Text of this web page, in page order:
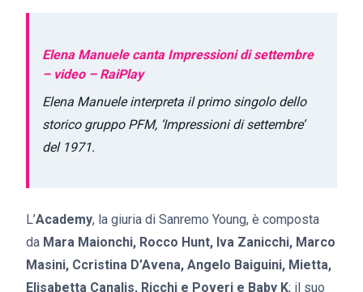
Elena Manuele canta Impressioni di settembre
– video – RaiPlay
Elena Manuele interpreta il primo singolo dello
storico gruppo PFM, ‘Impressioni di settembre’
del 1971.
L’Academy, la giuria di Sanremo Young, è composta
da Mara Maionchi, Rocco Hunt, Iva Zanicchi, Marco
Masini, Ccristina D’Avena, Angelo Baiguini, Mietta,
Elisabetta Canalis, Ricchi e Poveri e Baby K; il suo